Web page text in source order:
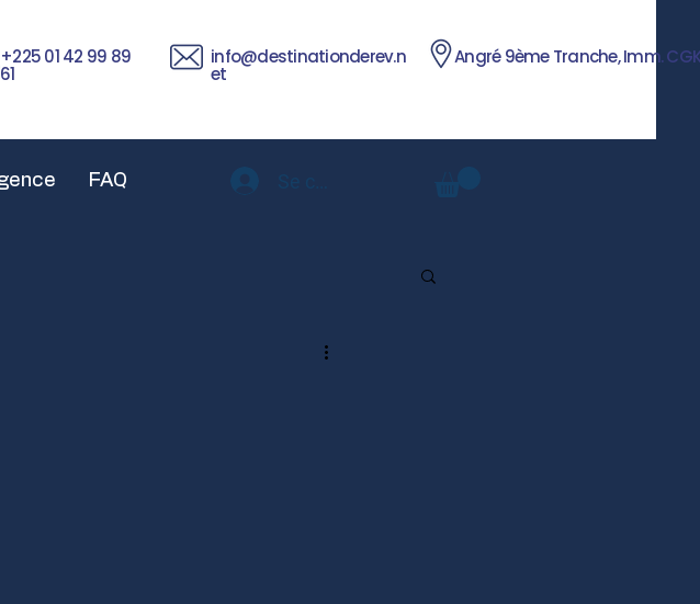
+225 01 42 99 89
61
info@destinationderev.n
et
Angré 9ème Tranche, Imm. CGK
FAQ